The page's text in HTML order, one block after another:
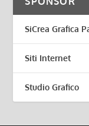
SiCrea Grafica
Siti Internet
Studio Grafico